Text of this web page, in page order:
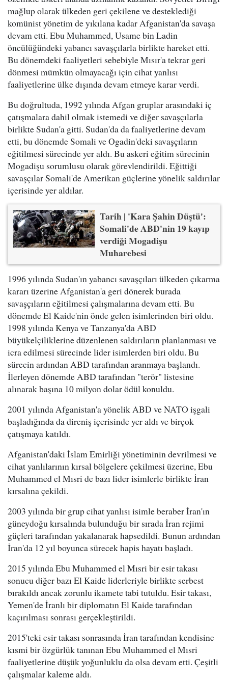
mağlup olarak ülkeden geri çekilene ve desteklediği
komünist yönetim de yıkılana kadar Afganistan'da savaşa
devam etti. Ebu Muhammed, Usame bin Ladin
öncülüğündeki yabancı savaşçılarla birlikte hareket etti.
Bu dönemdeki faaliyetleri sebebiyle Mısır'a tekrar geri
dönmesi mümkün olmayacağı için cihat yanlısı
faaliyetlerine ülke dışında devam etmeye karar verdi.
Bu doğrultuda, 1992 yılında Afgan gruplar arasındaki iç
çatışmalara dahil olmak istemedi ve diğer savaşçılarla
birlikte Sudan'a gitti. Sudan'da da faaliyetlerine devam
etti, bu dönemde Somali ve Ogadin'deki savaşçıların
eğitilmesi sürecinde yer aldı. Bu askeri eğitim sürecinin
Mogadişu sorumlusu olarak görevlendirildi. Eğittiği
savaşçılar Somali'de Amerikan güçlerine yönelik saldırılar
içerisinde yer aldılar.
Tarih | 'Kara Şahin Düştü':
Somali'de ABD'nin 19 kayıp
verdiği Mogadişu
Muharebesi
1996 yılında Sudan'ın yabancı savaşçıları ülkeden çıkarma
kararı üzerine Afganistan'a geri dönerek burada
savaşçıların eğitilmesi çalışmalarına devam etti. Bu
dönemde El Kaide'nin önde gelen isimlerinden biri oldu.
1998 yılında Kenya ve Tanzanya'da ABD
büyükelçiliklerine düzenlenen saldırıların planlanması ve
icra edilmesi sürecinde lider isimlerden biri oldu. Bu
sürecin ardından ABD tarafından aranmaya başlandı.
İlerleyen dönemde ABD tarafından "terör" listesine
alınarak başına 10 milyon dolar ödül konuldu.
2001 yılında Afganistan'a yönelik ABD ve NATO işgali
başladığında da direniş içerisinde yer aldı ve birçok
çatışmaya katıldı.
Afganistan'daki İslam Emirliği yönetiminin devrilmesi ve
cihat yanlılarının kırsal bölgelere çekilmesi üzerine, Ebu
Muhammed el Mısri de bazı lider isimlerle birlikte İran
kırsalına çekildi.
2003 yılında bir grup cihat yanlısı isimle beraber İran'ın
güneydoğu kırsalında bulunduğu bir sırada İran rejimi
güçleri tarafından yakalanarak hapsedildi. Bunun ardından
İran'da 12 yıl boyunca sürecek hapis hayatı başladı.
2015 yılında Ebu Muhammed el Mısri bir esir takası
sonucu diğer bazı El Kaide liderleriyle birlikte serbest
bırakıldı ancak zorunlu ikamete tabi tutuldu. Esir takası,
Yemen'de İranlı bir diplomatın El Kaide tarafından
kaçırılması sonrası gerçekleştirildi.
2015'teki esir takası sonrasında İran tarafından kendisine
kısmi bir özgürlük tanınan Ebu Muhammed el Mısri
faaliyetlerine düşük yoğunluklu da olsa devam etti. Çeşitli
çalışmalar kaleme aldı.